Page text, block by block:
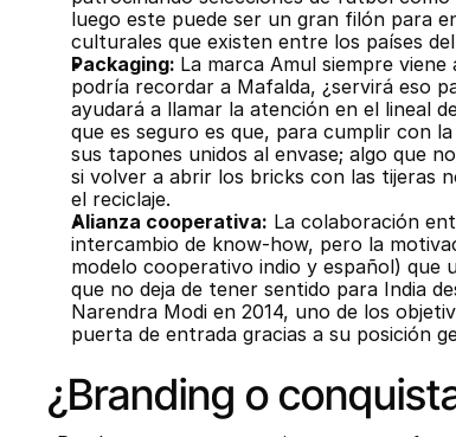
luego este puede ser un gran filón para
culturales que existen entre los países
Packaging: La marca Amul siempre
podría recordar a Mafalda, ¿servirá eso
ayudará a llamar la atención en el lineal
que es seguro es que, para cumplir con
sus tapones unidos al envase; algo que
si volver a abrir los bricks con las tijeras
el reciclaje.
Alianza cooperativa: La colaboración
intercambio de know-how, pero la
modelo cooperativo indio y español) que
que no deja de tener sentido para India
Narendra Modi en 2014, uno de los
puerta de entrada gracias a su posición
¿Branding o